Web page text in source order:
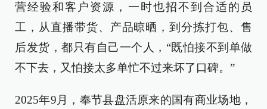
营经验和客户资源，一时也招不到合适的员
工，从直播带货、产品晾晒，到分拣打包、售
后发货，都只有自己一个人，“既怕接不到单做
不下去，又怕接太多单忙不过来坏了口碑。”
2025年9月，奉节县盘活原来的国有商业场地，